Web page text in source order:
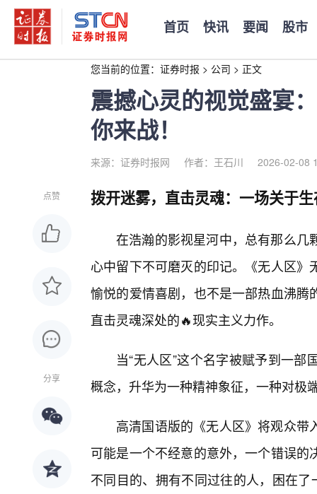
首页 快讯 要闻 股市
您当前的位置： 证券时报 > 公司 > 正文
震撼心灵的视觉盛宴
你来战！
来源：证券时报网 作者：王石川 2026-02-08
点赞
分享
拨开迷雾，直击灵魂：一场关于
在浩瀚的影视星河中，总有那么几
心中留下不可磨灭的印记。《无人区
愉悦的爱情喜剧，也不是一部热血沸
直击灵魂深处的🔥现实主义力作。
当“无人区”这个名字被赋予到一
概念，升华为一种精神象征，一种对极
高清国语版的《无人区》将观众
可能是一个不经意的意外，一个错误
不同目的、拥有不同过往的人，困在